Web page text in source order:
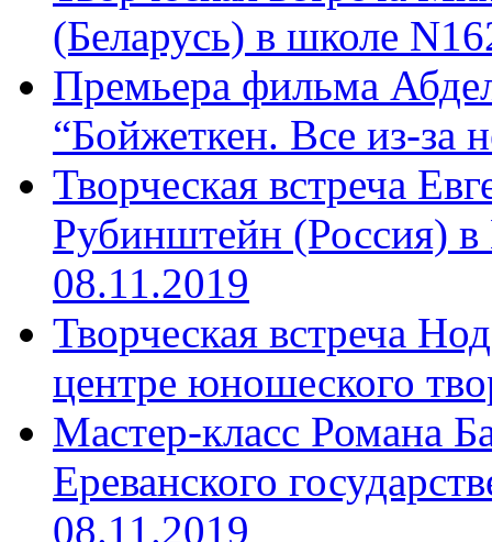
(Беларусь) в школе
Премьера фильма
“Бойжеткен. Все из-за
Творческая встреча
Рубинштейн (Россия)
08.11.2019
Творческая встреча
центре юношеского
Мастер-класс Романа
Ереванского
08.11.2019